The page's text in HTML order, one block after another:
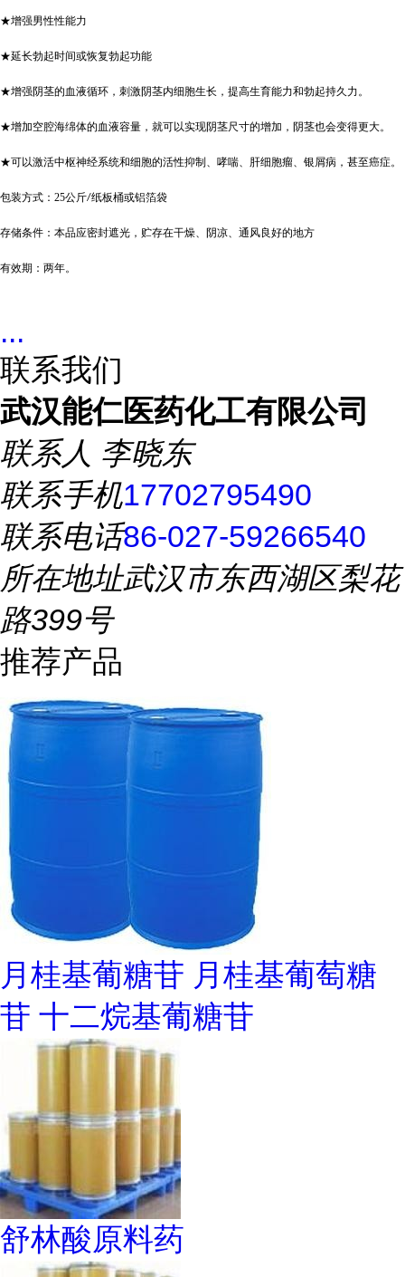
★增强男性性能力
★延长勃起时间或恢复勃起功能
★增强阴茎的血液循环，刺激阴茎内细胞生长，提高生育能力和勃起持久力。
★增加空腔海绵体的血液容量，就可以实现阴茎尺寸的增加，阴茎也会变得更大。
★可以激活中枢神经系统和细胞的活性抑制、哮喘、肝细胞瘤、银屑病，甚至癌症。
包装方式： 25公斤/纸板桶或铝箔袋
存储条件：本品应密封遮光，贮存在干燥、阴凉、通风良好的地方
有效期：两年。
...
联系我们
武汉能仁医药化工有限公司
联系人 李晓东
联系手机17702795490
联系电话86-027-59266540
所在地址武汉市东西湖区梨花
路399号
推荐产品
月桂基葡糖苷 月桂基葡萄糖
苷 十二烷基葡糖苷
舒林酸原料药